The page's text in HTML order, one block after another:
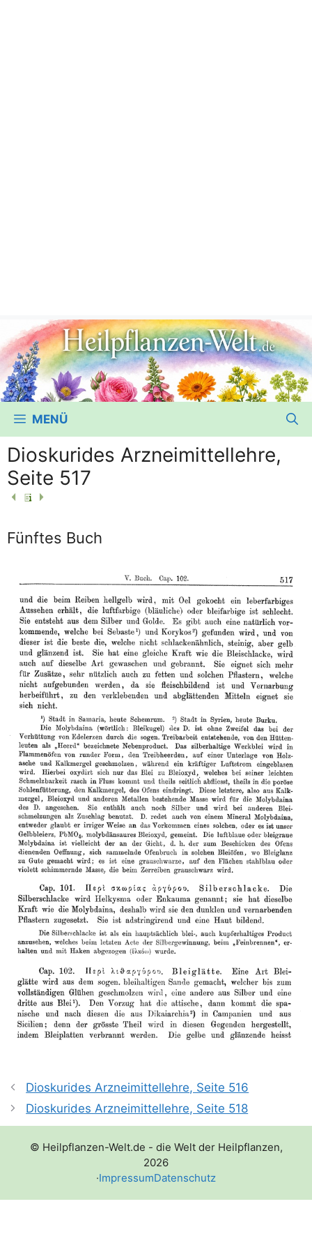
MENÜ
Dioskurides Arzneimittellehre,
Seite 517
Fünftes Buch
Dioskurides Arzneimittellehre, Seite 516
Dioskurides Arzneimittellehre, Seite 518
© Heilpflanzen-Welt.de - die Welt der Heilpflanzen,
2026
·ImpressumDatenschutz